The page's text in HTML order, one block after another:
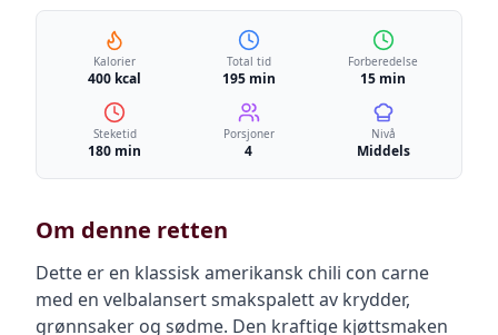
Kalorier
400 kcal
Total tid
195 min
Forberedelse
15 min
Steketid
180 min
Porsjoner
4
Nivå
Middels
Om denne retten
Dette er en klassisk amerikansk chili con carne
med en velbalansert smakspalett av krydder,
grønnsaker og sødme. Den kraftige kjøttsmaken